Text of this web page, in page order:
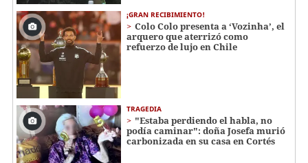
¡GRAN RECIBIMIENTO!
Colo Colo presenta a ‘Vozinha’, el
arquero que aterrizó como
refuerzo de lujo en Chile
TRAGEDIA
"Estaba perdiendo el habla, no
podía caminar": doña Josefa murió
carbonizada en su casa en Cortés